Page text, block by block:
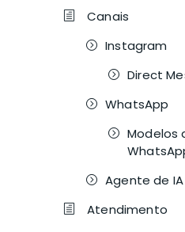
Canais
Instagram
Direct
WhatsApp
Modelos
Agente de IA
Atendimento